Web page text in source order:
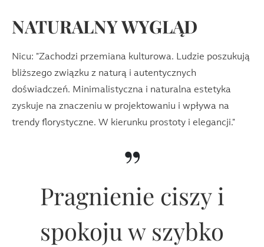
NATURALNY WYGLĄD
Nicu: "Zachodzi przemiana kulturowa. Ludzie poszukują
bliższego związku z naturą i autentycznych
doświadczeń. Minimalistyczna i naturalna estetyka
zyskuje na znaczeniu w projektowaniu i wpływa na
trendy florystyczne. W kierunku prostoty i elegancji."
”
Pragnienie ciszy i
spokoju w szybko